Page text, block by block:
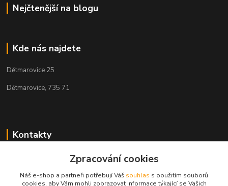
Nejčtenější na blogu
Kde nás najdete
Dětmarovice 25
Dětmarovice, 735 71
Kontakty
+420 731 444 327Zpracování cookies
Náš e-shop a partneři potřebují Váš souhlas s použitím souborů
cookies, aby Vám mohli zobrazovat informace týkající se Vašich